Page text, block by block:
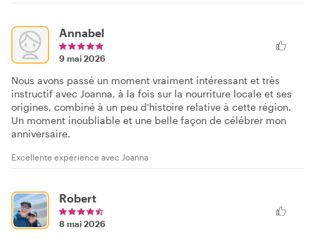
Annabel
9 mai 2026
Nous avons passé un moment vraiment intéressant et très
instructif avec Joanna, à la fois sur la nourriture locale et ses
origines, combiné à un peu d'histoire relative à cette région.
Un moment inoubliable et une belle façon de célébrer mon
anniversaire.
Excellente expérience avec Joanna
Robert
8 mai 2026